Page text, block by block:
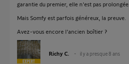
garantie du premier, elle n'est pas prolongée.
Mais Somfy est parfois généreux, la preuve.
Avez-vous encore l'ancien boîtier ?
Richy C. il y a presque 8 ans